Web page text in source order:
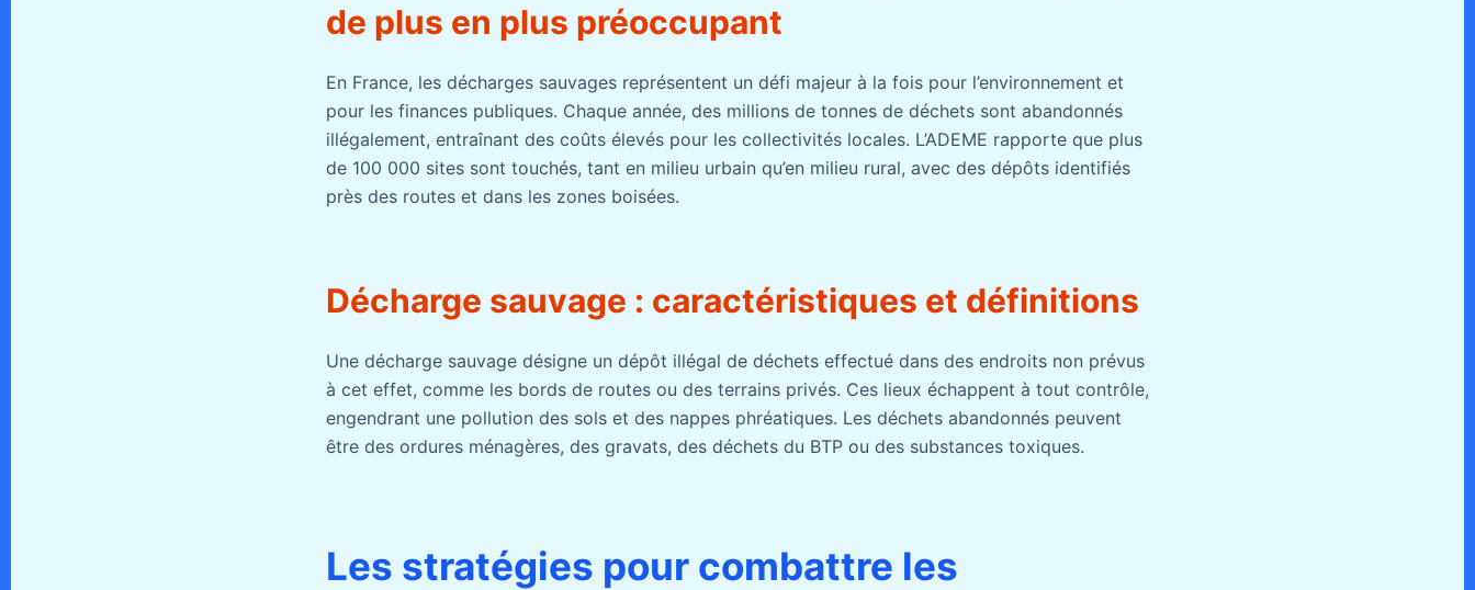
de plus en plus préoccupant
En France, les décharges sauvages représentent un défi majeur à la fois pour l’environnement et
pour les finances publiques. Chaque année, des millions de tonnes de déchets sont abandonnés
illégalement, entraînant des coûts élevés pour les collectivités locales. L’ADEME rapporte que plus
de 100 000 sites sont touchés, tant en milieu urbain qu’en milieu rural, avec des dépôts identifiés
près des routes et dans les zones boisées.
Décharge sauvage : caractéristiques et définitions
Une décharge sauvage désigne un dépôt illégal de déchets effectué dans des endroits non prévus
à cet effet, comme les bords de routes ou des terrains privés. Ces lieux échappent à tout contrôle,
engendrant une pollution des sols et des nappes phréatiques. Les déchets abandonnés peuvent
être des ordures ménagères, des gravats, des déchets du BTP ou des substances toxiques.
Les stratégies pour combattre les